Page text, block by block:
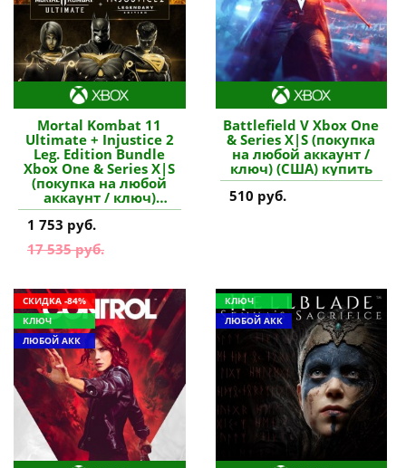
Mortal Kombat 11
Ultimate + Injustice 2
Leg. Edition Bundle
Xbox One & Series X|S
(покупка на любой
аккаунт / ключ)
(Польша) купить игру
1 753 руб.
17 535 руб.
Battlefield V Xbox One
& Series X|S (покупка
на любой аккаунт /
ключ) (США) купить
510 руб.
СКИДКА -84%
КЛЮЧ
ЛЮБОЙ АКК
КЛЮЧ
ЛЮБОЙ АКК